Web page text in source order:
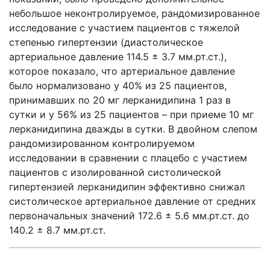
небольшое неконтролируемое, рандомизированное
исследование с участием пациентов с тяжелой
степенью гипертензии (диастолическое
артериальное давление 114.5 ± 3.7 мм.рт.ст.),
которое показало, что артериальное давление
было нормализовано у 40% из 25 пациентов,
принимавших по 20 мг лерканидипина 1 раз в
сутки и у 56% из 25 пациентов – при приеме 10 мг
лерканидипина дважды в сутки. В двойном слепом
рандомизированном контролируемом
исследовании в сравнении с плацебо с участием
пациентов с изолированной систолической
гипертензией лерканидипин эффективно снижал
систолическое артериальное давление от средних
первоначальных значений 172.6 ± 5.6 мм.рт.ст. до
140.2 ± 8.7 мм.рт.ст.